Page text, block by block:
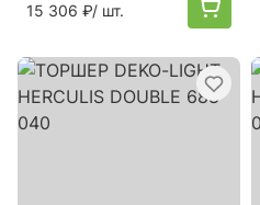
15 306 ₽/ шт.